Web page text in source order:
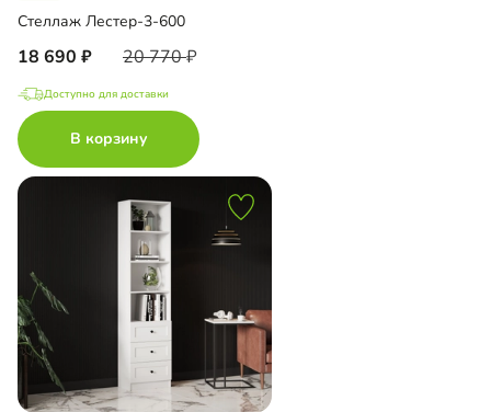
Стеллаж Лестер-3-600
18 690 20 770
Доступно для доставки
В корзину